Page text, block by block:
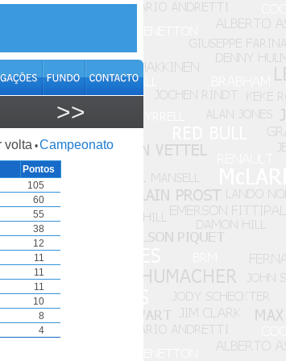
>>
volta •Campeonato
Pontos
105
60
55
38
12
11
11
11
10
8
4